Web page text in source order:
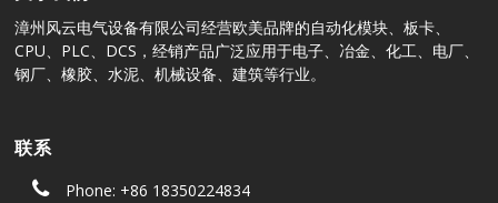
漳州风云电气设备有限公司经营欧美品牌的自动化模块、板卡、
CPU、PLC、DCS，经销产品广泛应用于电子、冶金、化工、电厂、
钢厂、橡胶、水泥、机械设备、建筑等行业。
联系
Phone: +86 18350224834